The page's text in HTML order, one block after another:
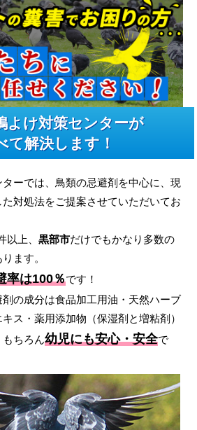
よけ対策センターが
て解決します！
ーでは、鳥類の忌避剤を中心に、現
対処法をご提案させていただいてお
以上、 黒部市だけでもかなり多数の
ます。
率は100％です！
の成分は食品加工用油・天然ハーブ
ス・薬用添加物（保湿剤と増粘剤）
ちろん幼児にも安心・安全で